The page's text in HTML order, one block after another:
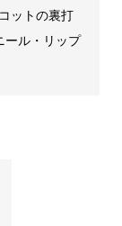
ットの裏打
ール・リップ